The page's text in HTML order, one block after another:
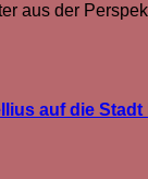
aus der
auf die